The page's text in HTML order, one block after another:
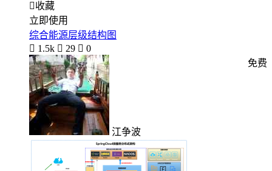
收藏
立即使用
综合能源层级结构图
 1.5k  29  0
江争波
免费